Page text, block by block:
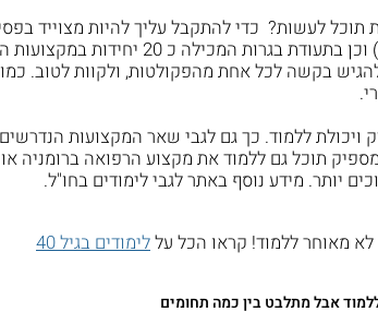
השנה שעברה) וכן בתעודת בגרות
בקשה לכל אחת מהפקולטות, ולקוות לטוב.
ויכולת ללמוד. כך גם לגבי שאר המקצועות
תוכל גם ללמוד את מקצוע הרפואה ברומניה
יותר. מידע נוסף באתר לגבי לימודים בחו"ל.
מאוחר ללמוד! קראו הכל עללימודים בגיל 40
אבל מתלבט בין כמה תחומים